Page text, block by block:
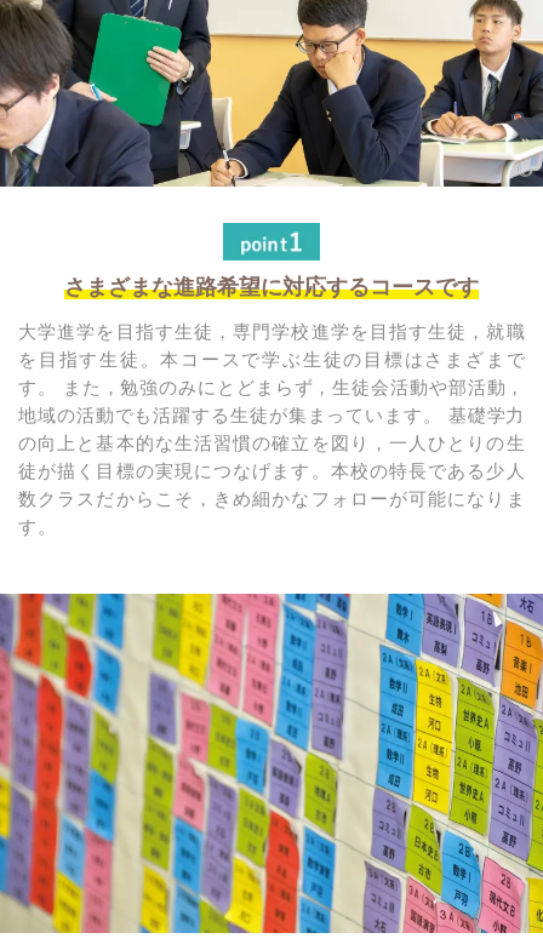
さまざまな進路希望に対応するコースです
大学進学を目指す生徒，専門学校進学を目指す生徒，就職
を目指す生徒。本コースで学ぶ生徒の目標はさまざまで
す。 また，勉強のみにとどまらず，生徒会活動や部活動，
地域の活動でも活躍する生徒が集まっています。 基礎学力
の向上と基本的な生活習慣の確立を図り，一人ひとりの生
徒が描く目標の実現につなげます。本校の特長である少人
数クラスだからこそ，きめ細かなフォローが可能になりま
す。